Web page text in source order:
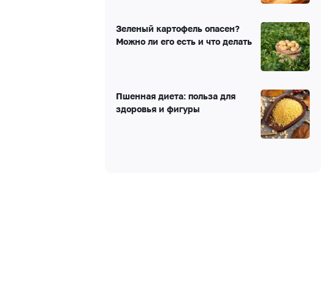
Зеленый картофель опасен?
Можно ли его есть и что делать
Пшенная диета: польза для
здоровья и фигуры